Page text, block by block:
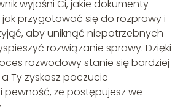
wyjaśni Ci, jakie dokumenty
przygotować się do rozprawy i
aby uniknąć niepotrzebnych
rozwiązanie sprawy. Dzięki
rozwodowy stanie się bardziej
Ty zyskasz poczucie
że postępujesz we